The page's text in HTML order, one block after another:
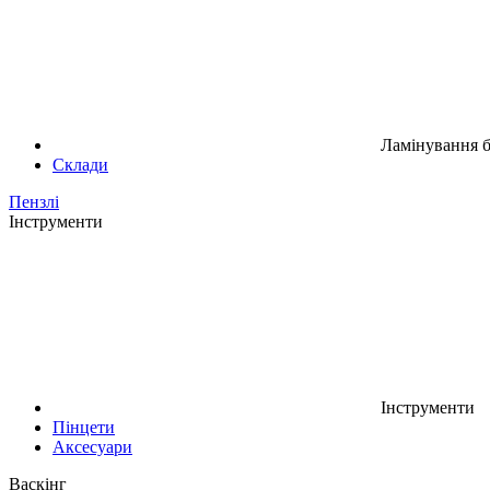
Ламінування
Склади
Пензлі
Інструменти
Інструменти
Пінцети
Аксесуари
Васкінг